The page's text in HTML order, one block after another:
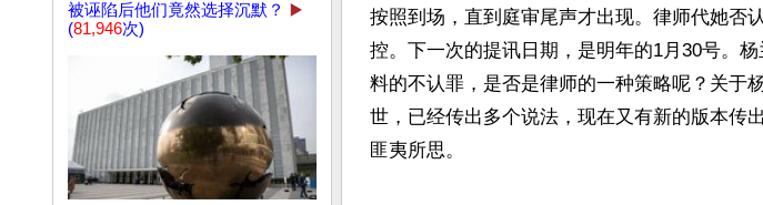
被诬陷后他们竟然选择沉默？
▶️
(81,946次)
按照到场，直到庭审尾声才出现。律师代她否
控。下一次的提讯日期，是明年的1月30号。
料的不认罪，是否是律师的一种策略呢？关于
世，已经传出多个说法，现在又有新的版本传
匪夷所思。